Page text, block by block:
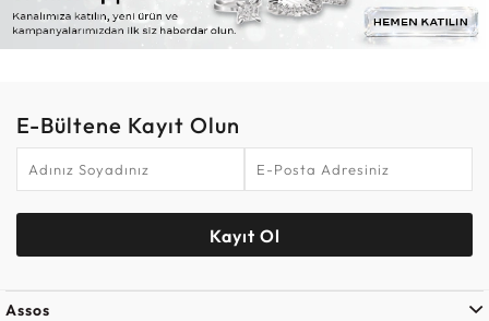
E-Bültene Kayıt Olun
Kayıt Ol
Assos